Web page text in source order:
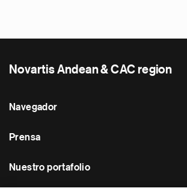
Novartis Andean & CAC region
Navegador
Prensa
Nuestro portafolio